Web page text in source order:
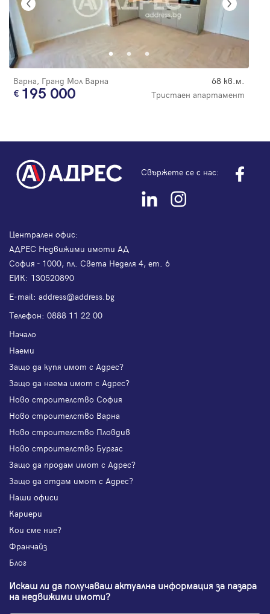
Варна, Гранд Мол Варна 68 кв.м.
195 000 Тристаен апартамент
Свържете се с нас:
Централен офис:
АДРЕС Недвижими имоти АД
София - 1000, пл. Света Неделя 4, ет. 6
ЕИК: 130520890
Е-mail: address@address.bg
Телефон: 0888 11 22 00
Начало
Наеми
Защо да купя имот с Адрес?
Защо да наема имот с Адрес?
Ново строителство София
Ново строителство Варна
Ново строителство Пловдив
Ново строителство Бургас
Защо да продам имот с Адрес?
Защо да отдам имот с Адрес?
Наши офиси
Кариери
Кои сме ние?
Франчайз
Блог
Искаш ли да получаваш актуална информация за пазара
на недвижими имоти?